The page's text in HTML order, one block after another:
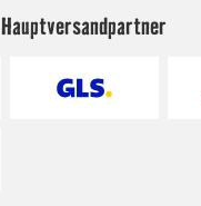
Hauptversandpartner